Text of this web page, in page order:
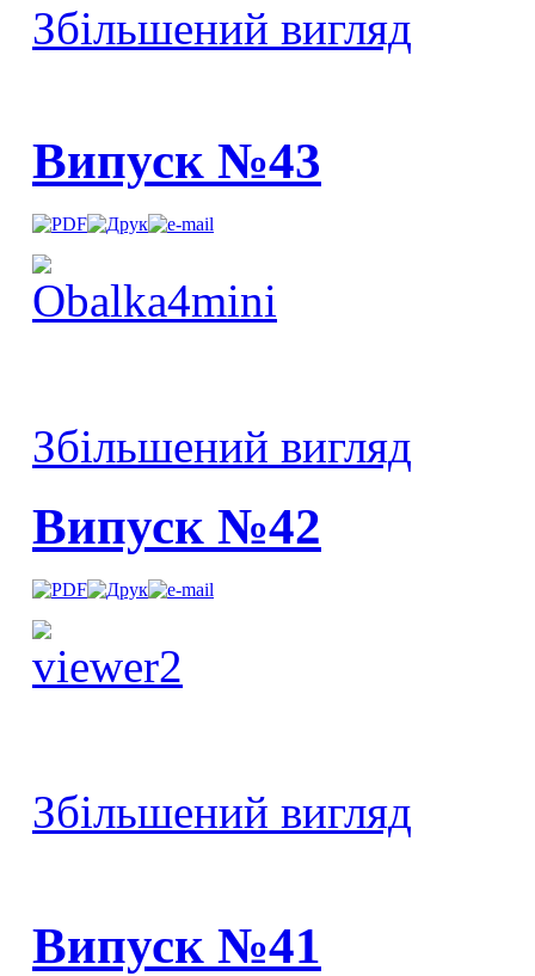
Збільшений вигляд
Випуск №43
Збільшений вигляд
Випуск №42
Збільшений вигляд
Випуск №41